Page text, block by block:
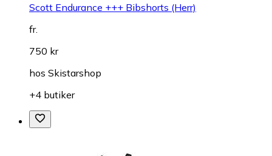
Scott Endurance +++ Bibshorts (Herr)
fr.
750 kr
hos Skistarshop
+4 butiker